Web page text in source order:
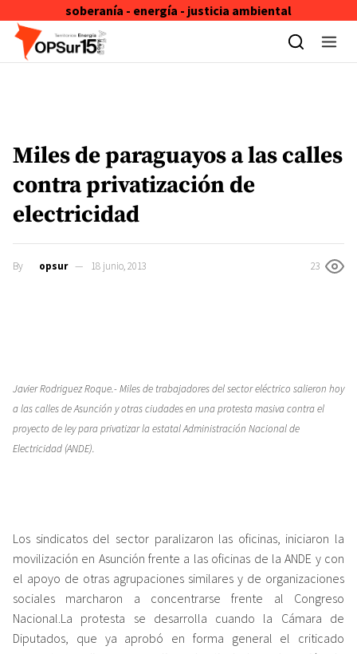
soberanía - energía - justicia ambiental
Skip to content
Miles de paraguayos a las calles
contra privatización de
electricidad
By opsur 18 junio, 2013 23
Javier Rodriguez Roque.-Miles de trabajadores del sector eléctrico salieron hoy
a las calles de Asunción y otras ciudades en una protesta masiva contra el
proyecto de ley para privatizar la estatal Administración Nacional de
Electricidad (ANDE).
Los sindicatos del sector paralizaron las oficinas, iniciaron la
movilización en Asunción frente a las oficinas de la ANDE y con
el apoyo de otras agrupaciones similares y de organizaciones
sociales marcharon a concentrarse frente al Congreso
Nacional.La protesta se desarrolla cuando la Cámara de
Diputados, que ya aprobó en forma general el criticado